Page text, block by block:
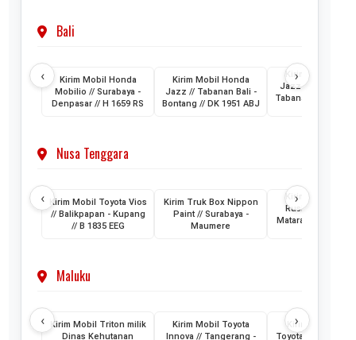
Bali
‹
Kirim Mobil Honda
Mobilio // Surabaya -
Denpasar // H 1659 RS
Kirim Mobil Honda
Jazz // Tabanan Bali -
Bontang // DK 1951 ABJ
Kirim Mobil
Jazz //
Tabanan Bali // DK
›
Nusa Tenggara
‹
Kirim Mobil Toyota Vios
// Balikpapan - Kupang
// B 1835 EEG
Kirim Truk Box Nippon
Paint // Surabaya -
Maumere
Kirim Mobil
Rush //
Mataram Lombok
›
Maluku
‹
Kirim Mobil Triton milik
Dinas Kehutanan
Kirim Mobil Toyota
Innova // Tangerang -
Kirim 2 Unit
Toyota HiAce //
›